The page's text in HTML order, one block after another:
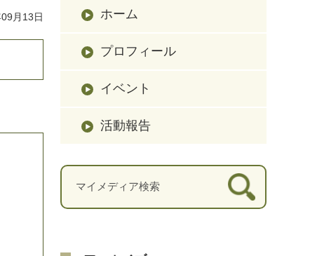
月13日 ホーム
プロフィール
イベント
活動報告